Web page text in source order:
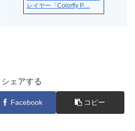
レイヤー「Colorfly P…
シェアする
Facebook コピー